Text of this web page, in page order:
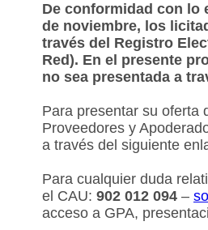
De conformidad con lo
de noviembre, los
través del Registro
Red). En el presente
no sea presentada a
Para presentar su oferta
Proveedores y
a través del siguiente
Para cualquier duda
el CAU: 902 012 094 –
acceso a GPA,